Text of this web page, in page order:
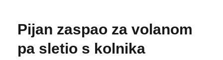
Pijan zaspao za volanom
pa sletio s kolnika